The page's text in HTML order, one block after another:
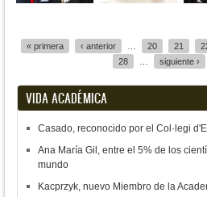
« primera ‹ anterior 20 21
28
siguiente ›
VIDA ACADÉMICA
Casado, reconocido por el Col·legi
Ana María Gil, entre el 5% de los
mundo
Kacprzyk, nuevo Miembro de la